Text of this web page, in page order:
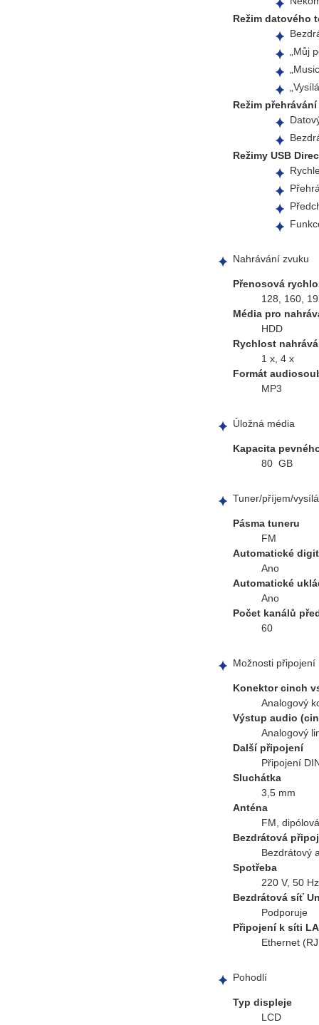
Režim datového
„Můj
Režim
Režimy USB
Nahrávání zvuku
Přenosová
128, 160,
Média pro
HDD
Rychlost
1 x, 4 x
Formát
MP3
Úložná média
Kapacita
80 GB
Tuner/příjem/
Pásma tuneru
FM
Automatické
Ano
Automatické
Ano
Počet kanálů
60
Možnosti připojení
Konektor cinch
Analogový
Výstup audio
Analogový
Další připojení
Připojení
Sluchátka
3,5 mm
Anténa
FM, dipólová
Bezdrátová
Bezdrátový
Spotřeba
220 V, 50 Hz
Bezdrátová síť
Podporuje
Připojení k síti
Ethernet
Pohodlí
Typ displeje
LCD